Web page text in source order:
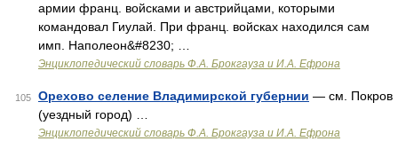
армии франц. войсками и австрийцами, которыми
командовал Гиулай. При франц. войсках находился сам
имп. Наполеон&#8230; …
Энциклопедический словарь Ф.А. Брокгауза и И.А. Ефрона
105 Орехово селение Владимирской губернии — см. Покров
(уездный город) …
Энциклопедический словарь Ф.А. Брокгауза и И.А. Ефрона